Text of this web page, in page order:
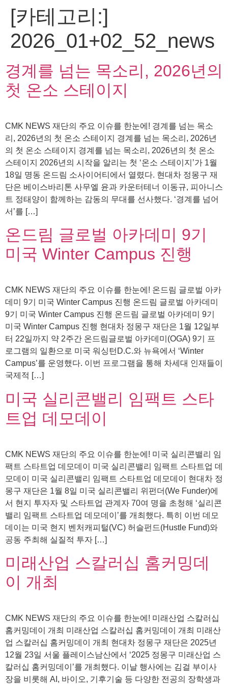
너
기
[카테고리:]
2026_01+02_52_news
경계를 넘는 목소리, 2026년의
첫 온소 스테이지
CMK NEWS 재단의 주요 이슈를 한눈에! 경계를 넘는 목소
리, 2026년의 첫 온소 스테이지 경계를 넘는 목소리, 2026년
의 첫 온소 스테이지 경계를 넘는 목소리, 2026년의 첫 온소
스테이지 2026년의 시작을 알리는 첫 ‘온소 스테이지’가 1월
18일 명동 온드림 소사이어티에서 열렸다. 현대차 정몽구 재
단은 베이스바리톤 사무엘 윤과 카운터테너 이동규, 피아니스
트 정태양이 함께하는 감동의 무대를 선사했다. ‘경계를 넘어
서’를 […]
온드림 글로벌 아카데미 9기
미국 Winter Campus 진행
CMK NEWS 재단의 주요 이슈를 한눈에! 온드림 글로벌 아카
데미 9기 미국 Winter Campus 진행 온드림 글로벌 아카데미
9기 미국 Winter Campus 진행 온드림 글로벌 아카데미 9기
미국 Winter Campus 진행 현대차 정몽구 재단은 1월 12일부
터 22일까지 약 2주간 온드림글로벌 아카데미(OGA) 9기 프
로그램의 일환으로 미국 워싱턴D.C.와 뉴욕에서 ‘Winter
Campus’를 운영했다. 이번 프로그램을 통해 차세대 인재들이
국제적 […]
미국 실리콘밸리 임팩트 스타
트업 데모데이
CMK NEWS 재단의 주요 이슈를 한눈에! 미국 실리콘밸리 임
팩트 스타트업 데모데이 미국 실리콘밸리 임팩트 스타트업 데
모데이 미국 실리콘밸리 임팩트 스타트업 데모데이 현대차 정
몽구 재단은 1월 8일 미국 실리콘밸리 위펀더(We Funder)에
서 현지 투자자 및 스타트업 관계자 70여 명을 초청해 ‘실리콘
밸리 임팩트 스타트업 데모데이’를 개최했다. 특히 이번 데모
데이는 미국 현지 벤처캐피털(VC) 허슬펀드(Hustle Fund)와
공동 주최해 실질적 투자 […]
미래산업 스칼러십 홈커밍데
이 개최
CMK NEWS 재단의 주요 이슈를 한눈에! 미래산업 스칼러십
홈커밍데이 개최 미래산업 스칼러십 홈커밍데이 개최 미래산
업 스칼러십 홈커밍데이 개최 현대차 정몽구 재단은 2025년
12월 23일 서울 플레이스남산에서 ‘2025 정몽구 미래산업 스
칼러십 홈커밍데이’를 개최했다. 이날 행사에는 김걸 부이사
장을 비롯해 AI, 바이오, 기후기술 등 다양한 전공의 장학생과